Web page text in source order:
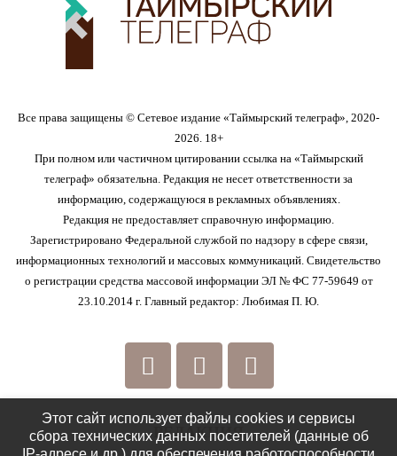
Все права защищены © Сетевое издание «Таймырский телеграф», 2020-
2026. 18+
При полном или частичном цитировании ссылка на «Таймырский
телеграф» обязательна. Редакция не несет ответственности за
информацию, содержащуюся в рекламных объявлениях.
Редакция не предоставляет справочную информацию.
Зарегистрировано Федеральной службой по надзору в сфере связи,
информационных технологий и массовых коммуникаций. Свидетельство
о регистрации средства массовой информации ЭЛ № ФС 77-59649 от
23.10.2014 г. Главный редактор: Любимая П. Ю.
РЕДАКЦИЯ
Этот сайт использует файлы cookies и сервисы
сбора технических данных посетителей (данные об